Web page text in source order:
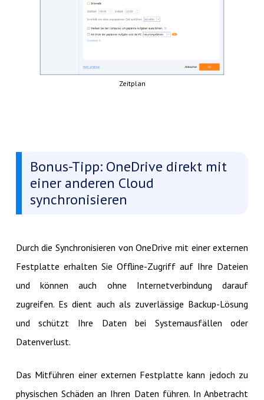
Zeitplan
Bonus-Tipp: OneDrive direkt mit
einer anderen Cloud
synchronisieren
Durch die Synchronisieren von OneDrive mit einer externen
Festplatte erhalten Sie Offline-Zugriff auf Ihre Dateien
und können auch ohne Internetverbindung darauf
zugreifen. Es dient auch als zuverlässige Backup-Lösung
und schützt Ihre Daten bei Systemausfällen oder
Datenverlust.
Das Mitführen einer externen Festplatte kann jedoch zu
physischen Schäden an Ihren Daten führen. In Anbetracht